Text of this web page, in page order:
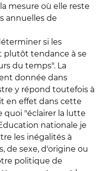
mesure où elle reste
annuelles de
si les
plutôt tendance à se
du temps". La
donnée dans
y répond toutefois à
en effet dans cette
quoi "éclairer la lutte
nationale je
les inégalités à
de sexe, d'origine ou
politique de